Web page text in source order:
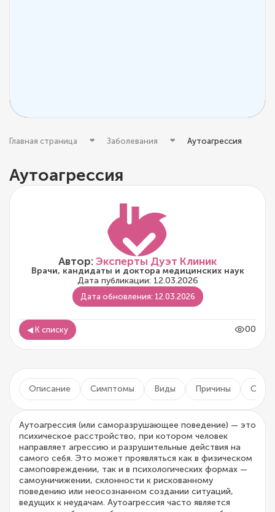
Главная страница Заболевания Аутоагрессия
Аутоагрессия
Автор:Эксперты Дуэт Клиник
Врачи, кандидаты и доктора медицинских наук
Дата публикации: 12.03.2026
Дата обновления: 12.03.2026
◀ К списку 00
Описание Симптомы Виды Причины
Аутоагрессия (или саморазрушающее поведение) — это
психическое расстройство, при котором человек
направляет агрессию и разрушительные действия на
самого себя. Это может проявляться как в физическом
самоповреждении, так и в психологических формах —
самоуничижении, склонности к рискованному
поведению или неосознанном создании ситуаций,
ведущих к неудачам. Аутоагрессия часто является